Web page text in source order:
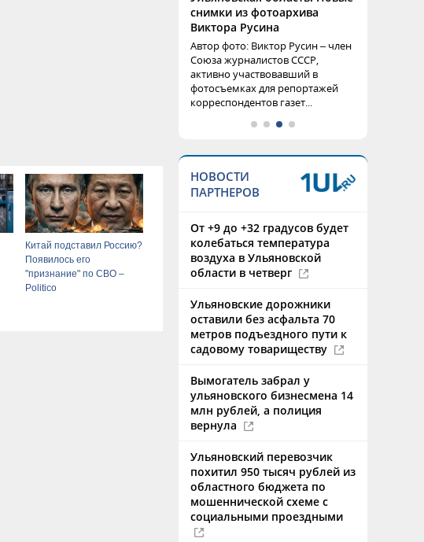
Китай подставил Россию?
Появилось его
"признание" по СВО –
Politico
снимки из фотоархива
Виктора Русина
Автор фото: Виктор Русин – член
Союза журналистов СССР,
активно участвовавший в
фотосъемках для репортажей
корреспондентов газет...
НОВОСТИ
ПАРТНЕРОВ
От +9 до +32 градусов будет
колебаться температура
воздуха в Ульяновской
области в четверг
Ульяновские дорожники
оставили без асфальта 70
метров подъездного пути к
садовому товариществу
Вымогатель забрал у
ульяновского бизнесмена 14
млн рублей, а полиция
вернула
Ульяновский перевозчик
похитил 950 тысяч рублей из
областного бюджета по
мошеннической схеме с
социальными проездными